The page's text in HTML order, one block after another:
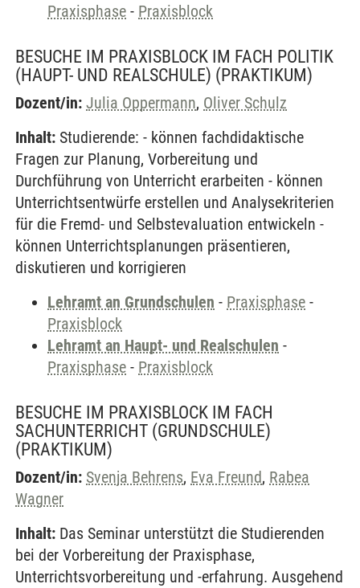
Praxisphase - Praxisblock
BESUCHE IM PRAXISBLOCK IM FACH POLITIK
(HAUPT- UND REALSCHULE) (PRAKTIKUM)
Dozent/in: Julia Oppermann, Oliver Schulz
Inhalt: Studierende: - können fachdidaktische
Fragen zur Planung, Vorbereitung und
Durchführung von Unterricht erarbeiten - können
Unterrichtsentwürfe erstellen und Analysekriterien
für die Fremd- und Selbstevaluation entwickeln -
können Unterrichtsplanungen präsentieren,
diskutieren und korrigieren
Lehramt an Grundschulen - Praxisphase -
Praxisblock
Lehramt an Haupt- und Realschulen -
Praxisphase - Praxisblock
BESUCHE IM PRAXISBLOCK IM FACH
SACHUNTERRICHT (GRUNDSCHULE)
(PRAKTIKUM)
Dozent/in: Svenja Behrens, Eva Freund, Rabea
Wagner
Inhalt: Das Seminar unterstützt die Studierenden
bei der Vorbereitung der Praxisphase,
Unterrichtsvorbereitung und -erfahrung. Ausgehend